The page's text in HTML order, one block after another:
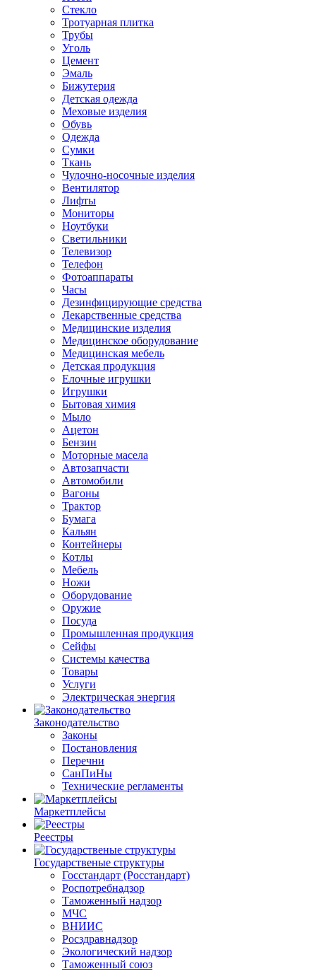
Стекло
Тротуарная плитка
Трубы
Уголь
Цемент
Эмаль
Бижутерия
Детская одежда
Меховые изделия
Обувь
Одежда
Сумки
Ткань
Чулочно-носочные изделия
Вентилятор
Лифты
Мониторы
Ноутбуки
Светильники
Телевизор
Телефон
Фотоаппараты
Часы
Дезинфицирующие средства
Лекарственные средства
Медицинские изделия
Медицинское оборудование
Медицинская мебель
Детская продукция
Елочные игрушки
Игрушки
Бытовая химия
Мыло
Ацетон
Бензин
Моторные масела
Автозапчасти
Автомобили
Вагоны
Трактор
Бумага
Кальян
Контейнеры
Котлы
Мебель
Ножи
Оборудование
Оружие
Посуда
Промышленная продукция
Сейфы
Системы качества
Товары
Услуги
Электрическая энергия
Законодательство
Законы
Постановления
Перечни
СанПиНы
Технические регламенты
Маркетплейсы
Реестры
Государственые структуры
Госстандарт (Росстандарт)
Роспотребнадзор
Таможенный надзор
МЧС
ВНИИС
Росздравнадзор
Экологический надзор
Таможенный союз